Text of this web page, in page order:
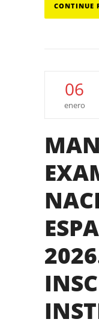
CONTINUE
06
enero